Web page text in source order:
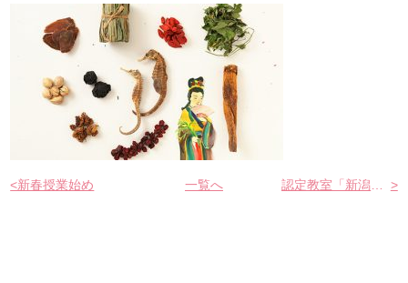
資料請求・お問合せ
会社情報
薬膳を知る
<新春授業始め 一覧へ >